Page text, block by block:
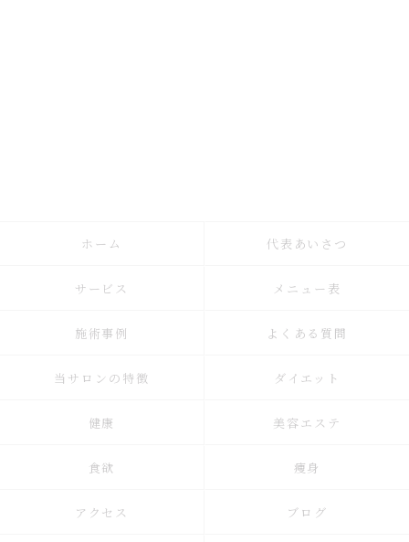
ホーム 代表あいさつ
サービス メニュー表
施術事例 よくある質問
当サロンの特徴 ダイエット
健康 美容エステ
食欲 痩身
アクセス ブログ